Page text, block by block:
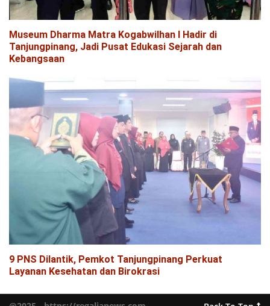
Museum Dharma Matra Kogabwilhan I Hadir di
Tanjungpinang, Jadi Pusat Edukasi Sejarah dan
Kebangsaan
9 PNS Dilantik, Pemkot Tanjungpinang Perkuat
Layanan Kesehatan dan Birokrasi